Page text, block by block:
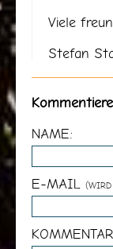
Viele
Stefan
NAME:
E-MAIL